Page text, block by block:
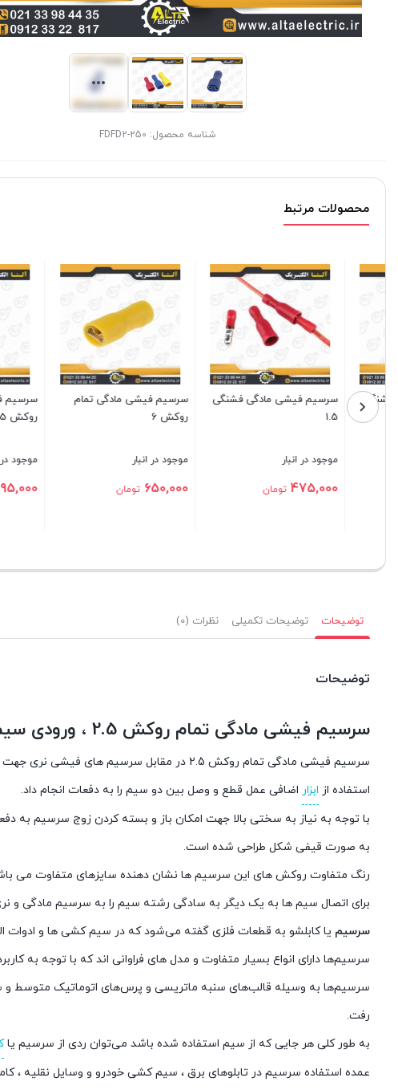
شناسه محصول: FDFD2-250
محصولات مرتبط
سرسیم فیشی مادگی تمام
روکش 6
موجود در انبار
650,000 تومان
سرسیم فیشی مادگی تمام
موجود در انبار
495,000 تومان
سرسیم فیشی
موجود در انبار
495,000 تومان
توضیحات توضیحات تکمیلی نظرات (0)
توضیحات
سرسیم فیشی مادگی تمام روکش 2.5 ، ورودی سیم حداکثر 2/۵ (FDFD2-250)
سرسیم فیشی مادگی تمام روکش 2.5 در
استفاده از ابزار اضافی عمل قطع و وصل بین دو سیم را به دفعات انجام داد.
با توجه به نیاز به سختی بالا جهت امکان باز و بسته کردن زوج سرسیم
به صورت قیفی شکل طراحی شده است.
رنگ متفاوت روکش های این سرسیم ها نشان دهنده سایزهای متفاوت می
برای اتصال سیم ها به یک دیگر به سادگی رشته سیم را به سرسیم مادگی و
سرسیم یا کابلشو به قطعات فلزی گفته می‌شود که در سیم کشی‌ ها و ادوات
سرسیم‌ها دارای انواع بسیار متفاوت و مدل‌ های فراوانی اند که با توجه به
سرسیم‌ها به وسیله قالب‌های سنبه ماتریسی و پرس‌های اتوماتیک متوسط
‌رفت.
به طور کلی هر جایی که از سیم استفاده شده باشد می‌توان ردی از سرسیم یا
عمده استفاده سرسیم در تابلوهای برق ، سیم کشی خودرو و وسایل نقلیه ،